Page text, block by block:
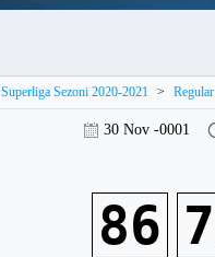
Superliga Sezoni 2020-2021 >
30 Nov -0001
86